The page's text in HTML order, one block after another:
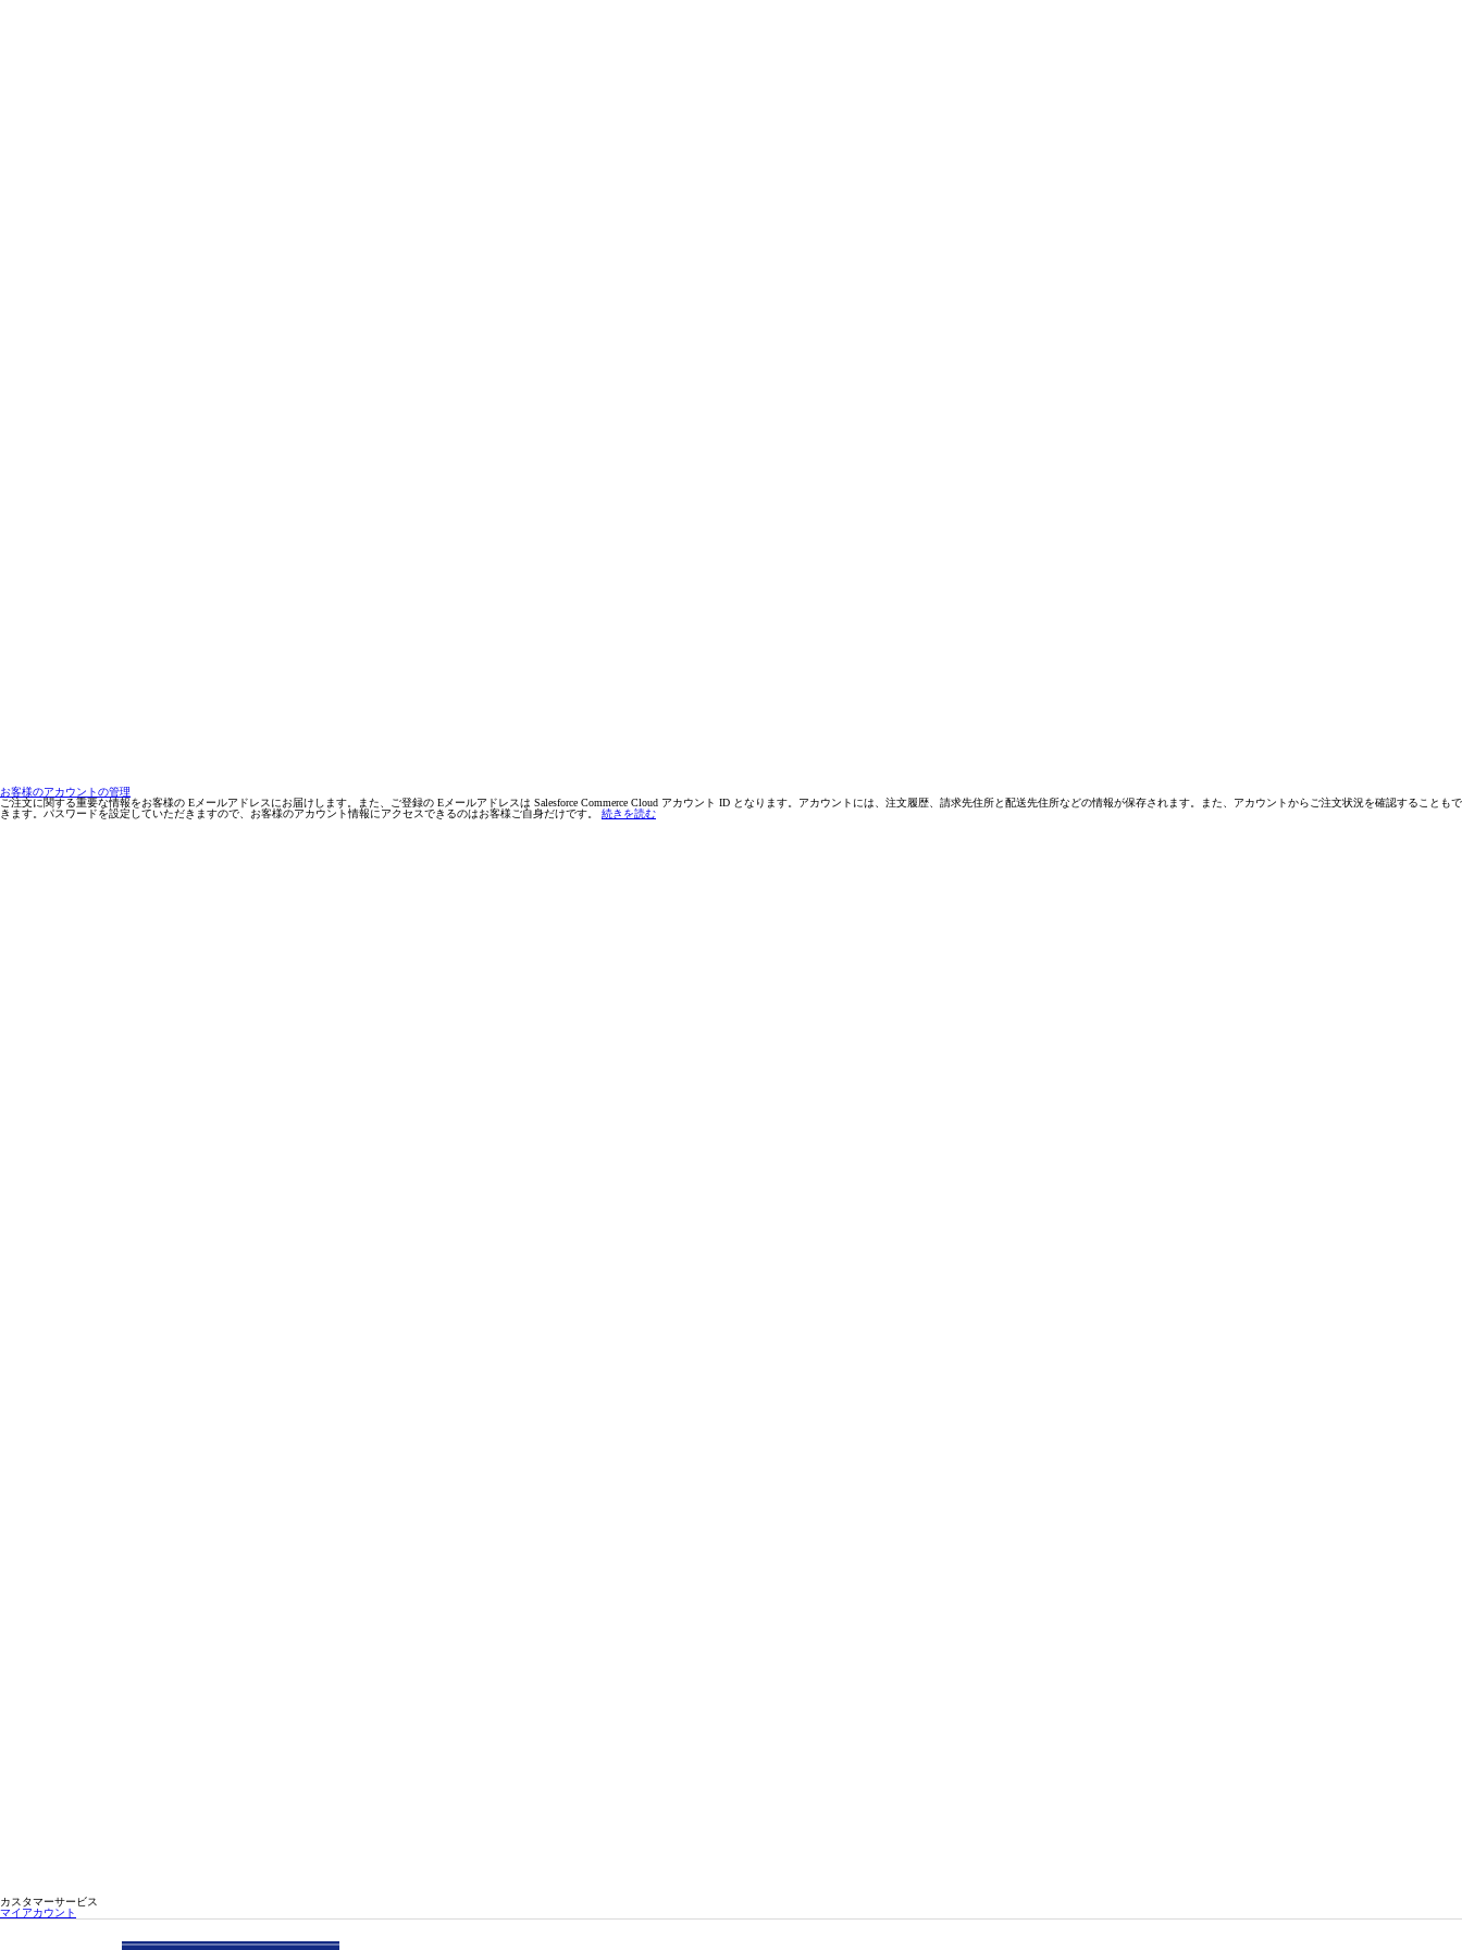
お客様のアカウントの管理
ご注文に関する重要な情報をお客様の Eメールアドレスにお届けします。また、ご登録の Eメールアドレスは Salesforce Commerce Cloud アカウント ID となります。アカウントには、注文履歴、請求先住所と配送先住所などの情報が保存されます。また、アカウントからご注文状況を確認することもで
きます。パスワードを設定していただきますので、お客様のアカウント情報にアクセスできるのはお客様ご自身だけです。 続きを読む
カスタマーサービス
マイアカウント